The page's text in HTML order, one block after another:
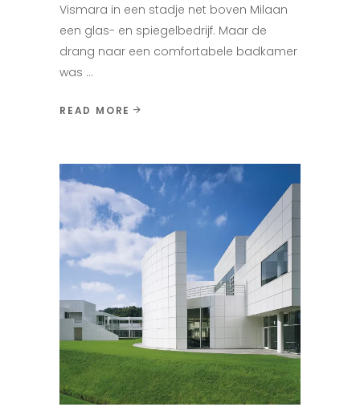
Vismara in een stadje net boven Milaan
een glas- en spiegelbedrijf. Maar de
drang naar een comfortabele badkamer
was
READ MORE